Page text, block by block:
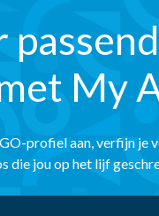
My
profiel aan, verfijn je
die jou op het lijf